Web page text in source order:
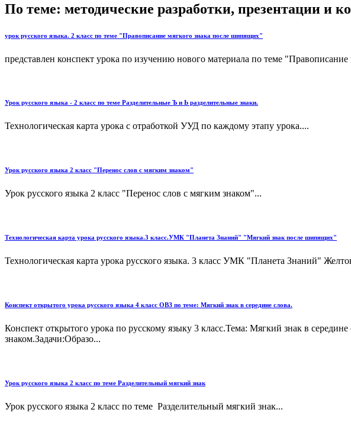
По теме: методические разработки, презентации и
урок русского языка. 2 класс по теме "Правописание мягкого знака после шипящих"
представлен конспект урока по изучению нового материала по теме
Урок русского языка - 2 класс по теме Разделительные Ъ и Ь разделительные знаки.
Технологическая карта урока с отработкой УУД по каждому этапу урока....
Урок русского языка 2 класс "Перенос слов с мягким знаком"
Урок русского языка 2 класс "Перенос слов с мягким знаком"...
Технологическая карта урока русского языка.3 класс.УМК "Планета Знаний" "Мягкий знак после шипящих"
Технологическая карта урока русского языка. 3 класс УМК "Планета Знаний"
Конспект открытого урока русского языка 4 класс ОВЗ по теме: Мягкий знак в середине слова.
Конспект открытого урока по русскому языку 3 класс.Тема: Мягкий знак в
знаком.Задачи:Образо...
Урок русского языка 2 класс по теме Разделительный мягкий знак
Урок русского языка 2 класс по теме Разделительный мягкий знак...